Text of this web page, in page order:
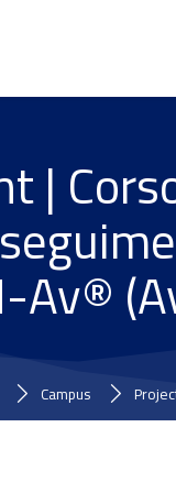
|
Av®
Campus